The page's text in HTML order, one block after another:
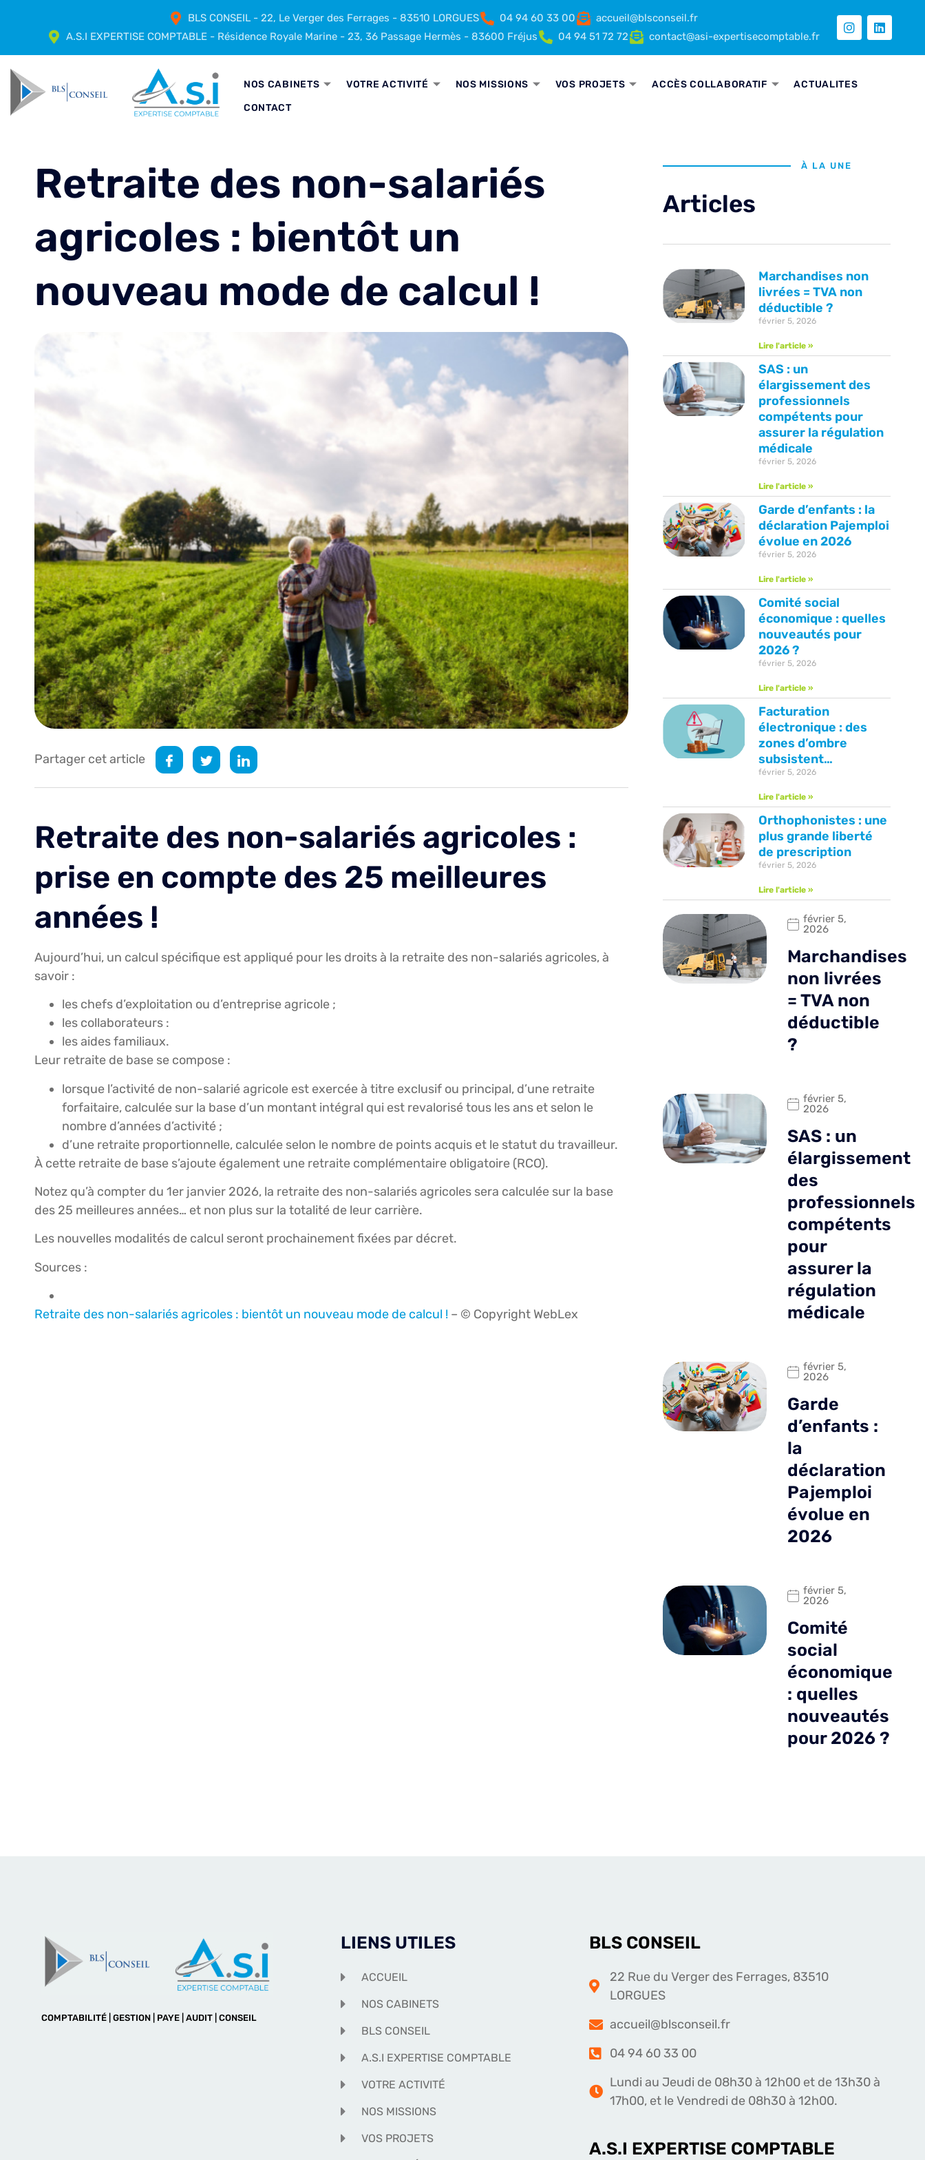
BLS CONSEIL - 22, Le Verger des Ferrages - 83510 LORGUES 04 94 60 33 00
accueil@blsconseil.fr
A.S.I EXPERTISE COMPTABLE - Résidence Royale Marine - 23, 36 Passage Hermès - 83600 Fréjus
04 94 51 72 72 contact@asi-expertisecomptable.fr
NOS CABINETS VOTRE ACTIVITÉ NOS MISSIONS VOS PROJETS ACCÈS COLLABORATIF
ACTUALITES
CONTACT
Retraite des non-salariés
agricoles : bientôt un
nouveau mode de calcul !
Partager cet article
Retraite des non-salariés agricoles :
prise en compte des 25 meilleures
années !
Aujourd’hui, un calcul spécifique est appliqué pour les droits à la retraite des non-salariés agricoles, à
savoir :
les chefs d’exploitation ou d’entreprise agricole ;
les collaborateurs :
les aides familiaux.
Leur retraite de base se compose :
lorsque l’activité de non-salarié agricole est exercée à titre exclusif ou principal, d’une retraite
forfaitaire, calculée sur la base d’un montant intégral qui est revalorisé tous les ans et selon le
nombre d’années d’activité ;
d’une retraite proportionnelle, calculée selon le nombre de points acquis et le statut du travailleur.
À cette retraite de base s’ajoute également une retraite complémentaire obligatoire (RCO).
Notez qu’à compter du 1er janvier 2026, la retraite des non-salariés agricoles sera calculée sur la base
des 25 meilleures années… et non plus sur la totalité de leur carrière.
Les nouvelles modalités de calcul seront prochainement fixées par décret.
Sources :
Retraite des non-salariés agricoles : bientôt un nouveau mode de calcul ! – © Copyright WebLex
À LA UNE
Articles
Marchandises non
livrées = TVA non
déductible ?
février 5, 2026
Lire l'article »
SAS : un
élargissement des
professionnels
compétents pour
assurer la régulation
médicale
février 5, 2026
Lire l'article »
Garde d’enfants : la
déclaration Pajemploi
évolue en 2026
février 5, 2026
Lire l'article »
Comité social
économique : quelles
nouveautés pour
2026 ?
février 5, 2026
Lire l'article »
Facturation
électronique : des
zones d’ombre
subsistent…
février 5, 2026
Lire l'article »
Orthophonistes : une
plus grande liberté
de prescription
février 5, 2026
Lire l'article »
février 5,
2026
Marchandises
non livrées
= TVA non
déductible
?
février 5,
2026
SAS : un
élargissement
des
professionnels
compétents
pour
assurer la
régulation
médicale
février 5,
2026
Garde
d’enfants :
la
déclaration
Pajemploi
évolue en
2026
février 5,
2026
Comité
social
économique
: quelles
nouveautés
pour 2026 ?
COMPTABILITÉ | GESTION | PAYE | AUDIT | CONSEIL
LIENS UTILES
ACCUEIL
NOS CABINETS
BLS CONSEIL
A.S.I EXPERTISE COMPTABLE
VOTRE ACTIVITÉ
NOS MISSIONS
VOS PROJETS
BLS CONSEIL
22 Rue du Verger des Ferrages, 83510
LORGUES
accueil@blsconseil.fr
04 94 60 33 00
Lundi au Jeudi de 08h30 à 12h00 et de 13h30 à
17h00, et le Vendredi de 08h30 à 12h00.
A.S.I EXPERTISE COMPTABLE